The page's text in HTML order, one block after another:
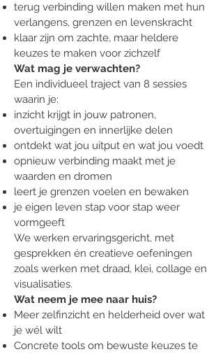
terug verbinding willen maken met hun
verlangens, grenzen en levenskracht
klaar zijn om zachte, maar heldere
keuzes te maken voor zichzelf
Wat mag je verwachten?
Een individueel traject van 8 sessies
waarin je:
inzicht krijgt in jouw patronen,
overtuigingen en innerlijke delen
ontdekt wat jou uitput en wat jou voedt
opnieuw verbinding maakt met je
waarden en dromen
leert je grenzen voelen en bewaken
je eigen leven stap voor stap weer
vormgeeft
We werken ervaringsgericht, met
gesprekken én creatieve oefeningen
zoals werken met draad, klei, collage en
visualisaties.
Wat neem je mee naar huis?
Meer zelfinzicht en helderheid over wat
je wél wilt
Concrete tools om bewuste keuzes te